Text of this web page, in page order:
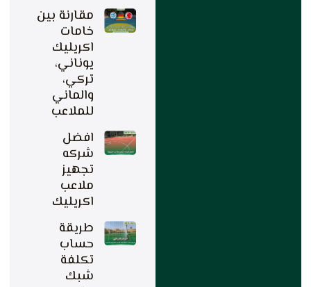
مقارنة بين
خامات
اكريليك
يوناني،
تركي،
والماني
للملاعب
افضل
شركه
تجهيز
ملاعب
اكريليك
طريقة
حساب
تكلفة
شبك